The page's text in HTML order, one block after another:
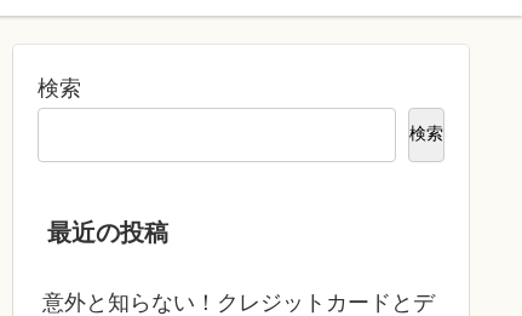
検索
検索
最近の投稿
意外と知らない！クレジットカードとデ